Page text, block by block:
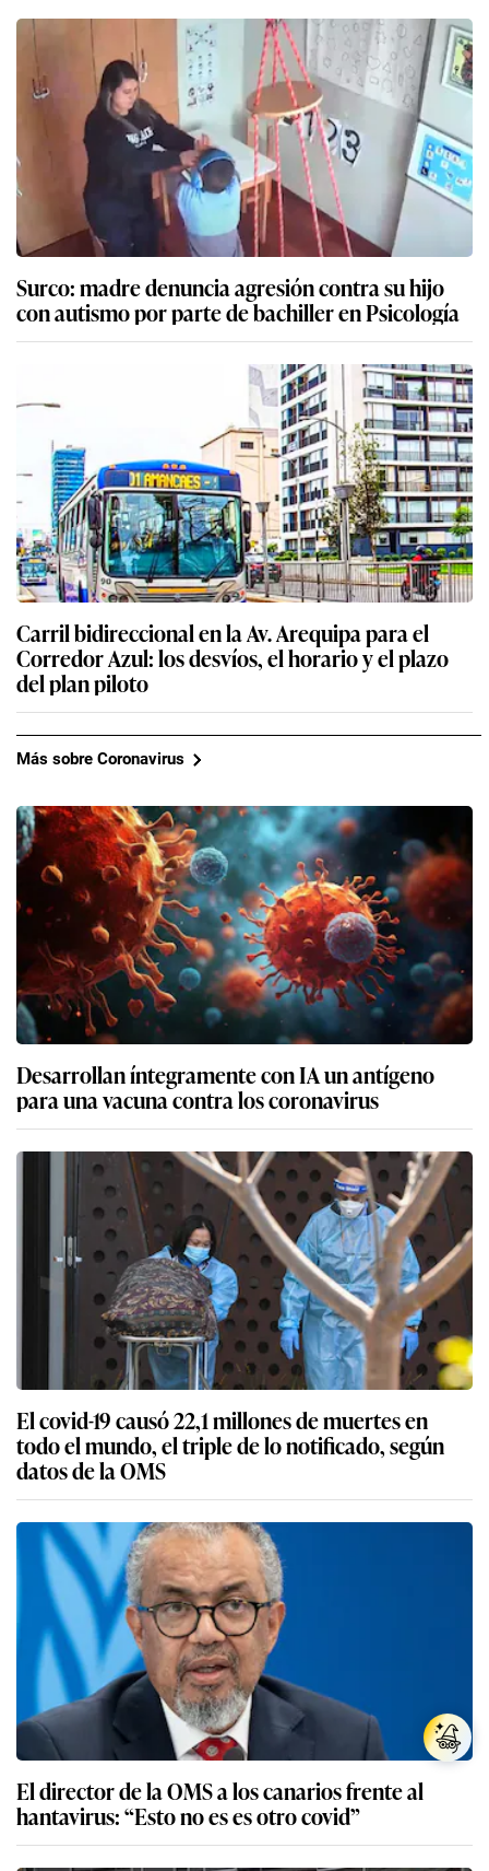
Surco: madre denuncia agresión contra su hijo
con autismo por parte de bachiller en Psicología
Carril bidireccional en la Av. Arequipa para el
Corredor Azul: los desvíos, el horario y el plazo
del plan piloto
Más sobre Coronavirus
Desarrollan íntegramente con IA un antígeno
para una vacuna contra los coronavirus
El covid-19 causó 22,1 millones de muertes en
todo el mundo, el triple de lo notificado, según
datos de la OMS
El director de la OMS a los canarios frente al
hantavirus: “Esto no es es otro covid”